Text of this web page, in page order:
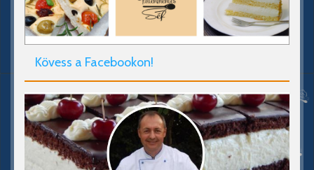
Kövess a Facebookon!